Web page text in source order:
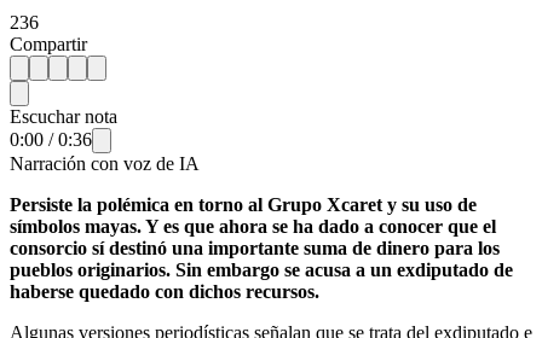
236
Compartir
Escuchar nota
0:00 /0:36
Narración con voz de IA
Persiste la polémica en torno al Grupo Xcaret y su uso de
símbolos mayas. Y es que ahora se ha dado a conocer que el
consorcio sí destinó una importante suma de dinero para los
pueblos originarios. Sin embargo se acusa a un exdiputado de
haberse quedado con dichos recursos.
Algunas versiones periodísticas señalan que se trata del exdiputado e